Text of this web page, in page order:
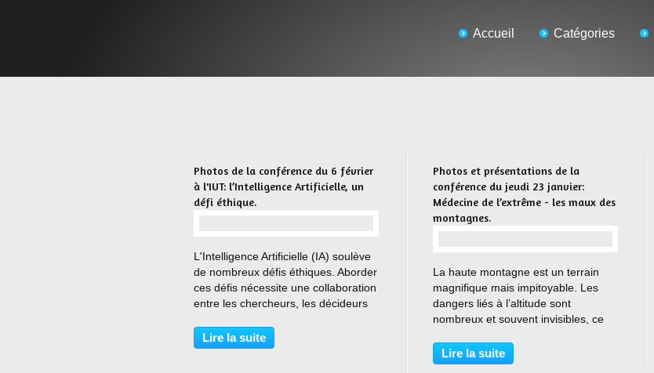
Accueil Catégories
Photos de la conférence du 6 février
à l'IUT: l’Intelligence Artificielle, un
défi éthique.
L'Intelligence Artificielle (IA) soulève
de nombreux défis éthiques. Aborder
ces défis nécessite une collaboration
entre les chercheurs, les décideurs
société civile pour établir des normes
éthiques et réglementaires...
Lire la suite
Photos et présentations de la
conférence du jeudi 23 janvier:
Médecine de l’extrême - les maux des
montagnes.
La haute montagne est un terrain
magnifique mais impitoyable. Les
dangers liés à l’altitude sont
nombreux et souvent invisibles, ce
redoutables. Cependant, avec une
bonne préparation, une
Lire la suite